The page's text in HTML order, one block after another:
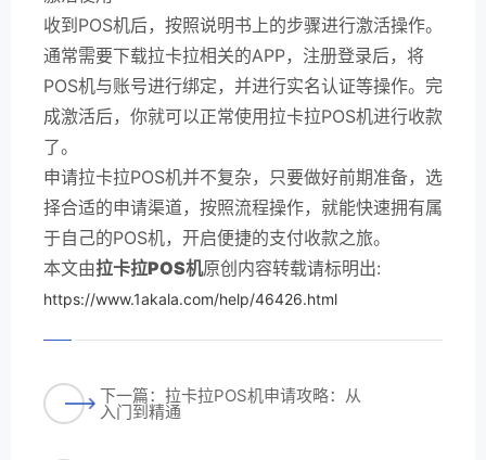
收到POS机后，按照说明书上的步骤进行激活操作。
通常需要下载拉卡拉相关的APP，注册登录后，将
POS机与账号进行绑定，并进行实名认证等操作。完
成激活后，你就可以正常使用拉卡拉POS机进行收款
了。
申请拉卡拉POS机并不复杂，只要做好前期准备，选
择合适的申请渠道，按照流程操作，就能快速拥有属
于自己的POS机，开启便捷的支付收款之旅。
本文由拉卡拉POS机原创内容转载请标明出:
https://www.1akala.com/help/46426.html
下一篇：拉卡拉POS机申请攻略：从
入门到精通